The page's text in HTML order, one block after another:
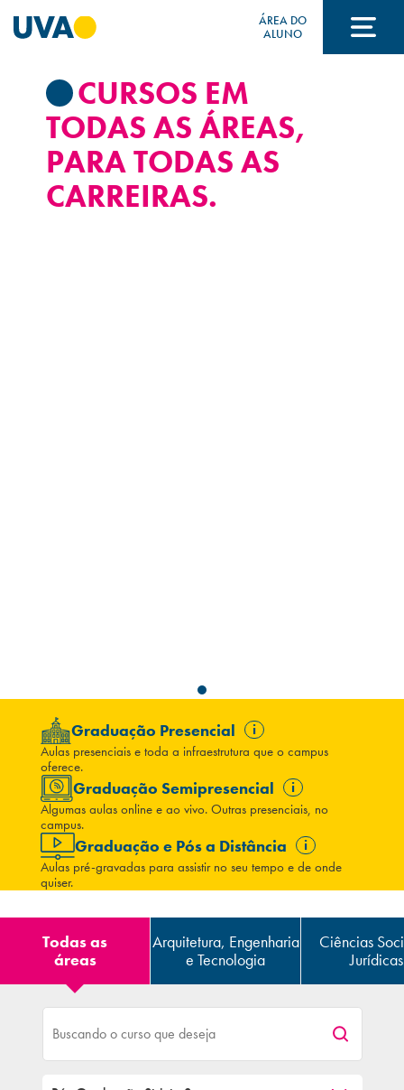
ÁREA DO
ALUNO
A UVA
CURSOS
CURSOS EM
TODAS AS ÁREAS,
PARA TODAS AS
CARREIRAS.
Graduação Presencial i
Aulas presenciais e toda a infraestrutura que o campus
oferece.
Graduação Semipresencial i
Algumas aulas online e ao vivo. Outras presenciais, no
campus.
Graduação e Pós a Distância i
Aulas pré-gravadas para assistir no seu tempo e de onde
quiser.
Todas as
áreas
Arquitetura, Engenharia
e Tecnologia
Ciências
Jurídicas